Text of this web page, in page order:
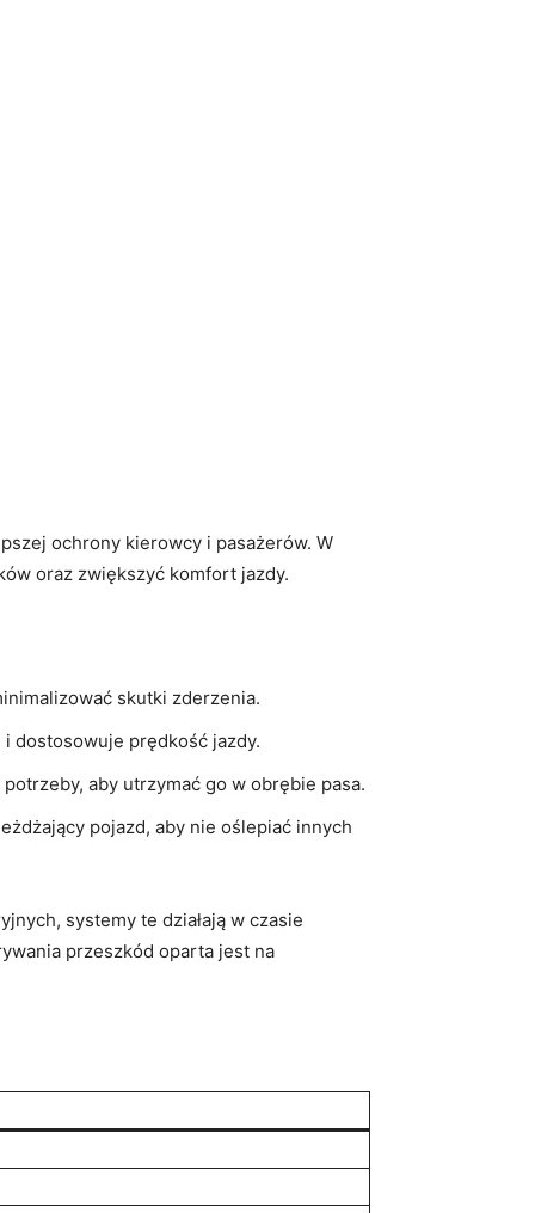
ochrony kierowcy i pasażerów. W
oraz zwiększyć komfort jazdy.
skutki zderzenia.
dostosowuje prędkość jazdy.
aby utrzymać go w obrębie pasa.
pojazd, aby nie oślepiać innych
systemy te działają w czasie
przeszkód oparta jest na